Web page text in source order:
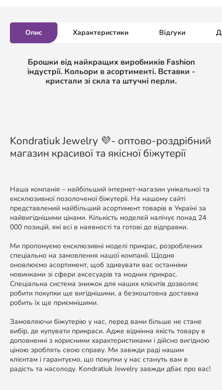
Опис Характеристики Відгуки
Брошки від найкращих виробників Fashion
індустрії. Кольори в асортименті. Вставки -
кристали зі скла та штучні перли.
Kondratiuk Jewelry 💜- оптово-роздрібний
магазин красивої та якісної біжутерії
Наша компанія – найбільший інтернет-магазин унікальної та
ексклюзивної позолоченої біжутерії. На нашому сайті
представлений найбільший асортимент товарів в Україні за
найвигіднішими цінами. Кількість моделей налічує понад 24
000 позицій, які всі в наявності та готові до відправки.
Ми пропонуємо ексклюзивні моделі прикрас, розроблених
спеціально на замовлення нашої компанії. Щодня
оновлюємо асортимент, щоб здивувати вас останніми
новинками зі сфери аксесуарів та модних прикрас.
Спеціальна система знижок для наших клієнтів дозволяє
робити покупки ще вигіднішими, а безкоштовна доставка
робить їх ще приємнішими.
Замовляючи біжутерію у нас, перед вами більше не стане
вибір, де купувати прикраси. Адже відмінна якість товару в
доповненні з корисними характеристиками і дійсно вигідною
ціною зроблять свою справу. Ми завжди раді нашим
клієнтам і гарантуємо, що покупки у нас стануть вам в
радість та насолоду. Kondratiuk Jewelry завжди дбає про вас!